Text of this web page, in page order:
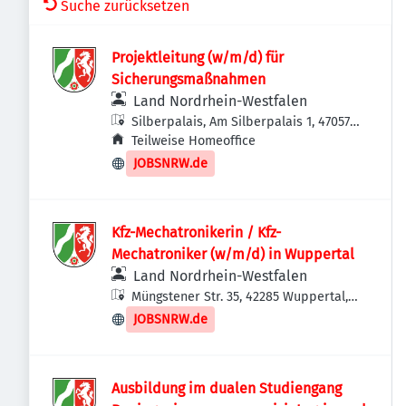
Suche zurücksetzen
Projektleitung (w/m/d) für
Sicherungsmaßnahmen
Land Nordrhein-Westfalen
Silberpalais, Am Silberpalais 1, 47057
Duisburg, Deutschland
Teilweise Homeoffice
JOBSNRW.de
Kfz-Mechatronikerin / Kfz-
Mechatroniker (w/m/d) in Wuppertal
Land Nordrhein-Westfalen
Müngstener Str. 35, 42285 Wuppertal,
Deutschland
JOBSNRW.de
Ausbildung im dualen Studiengang